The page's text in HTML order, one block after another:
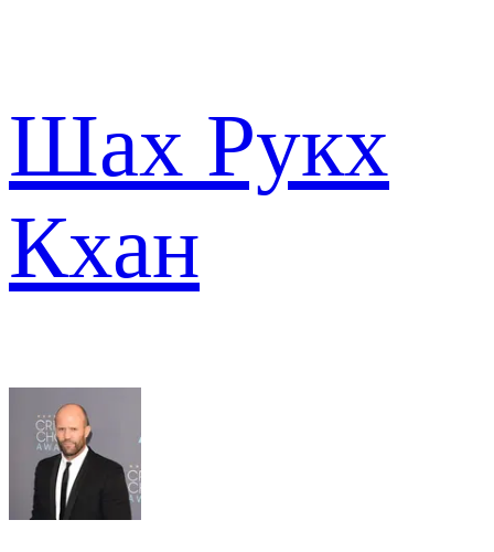
Шах Рукх
Кхан